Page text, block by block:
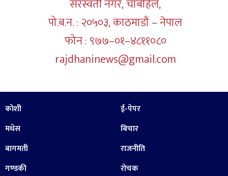
सरस्वती नगर, चाबहिल,
पो.ब.न. : २०५०३, काठमाडौं – नेपाल
फोन : ९७७–०१–४८११०८०
rajdhaninews@gmail.com
कोशी
मधेस
बागमती
गण्डकी
ई-पेपर
बिचार
राजनीति
रोचक